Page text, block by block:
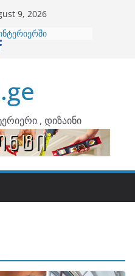
9, 2026
, დიზაინი